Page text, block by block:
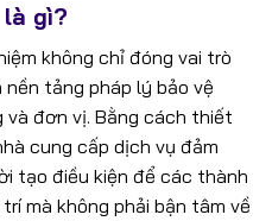
gì?
không chỉ đóng vai trò
tảng pháp lý bảo vệ
và đơn vị. Bằng cách thiết
cung cấp dịch vụ đảm
tạo điều kiện để các thành
mà không phải bận tâm về